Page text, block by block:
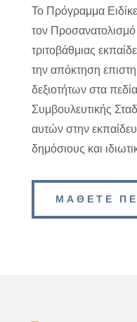
Το Πρόγραμμα
τον
τριτοβάθμιας
την απόκτηση
δεξιοτήτων στα
Συμβουλευτικής
αυτών στην
δημόσιους και
ΜΑΘΕΤΕ